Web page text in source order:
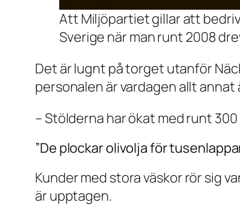
Att Miljöpartiet gillar att
Sverige när man runt 2008
Det är lugnt på torget utanför
personalen är vardagen allt annat
– Stölderna har ökat med runt
”De plockar olivolja för
Kunder med stora väskor rör sig
är upptagen.